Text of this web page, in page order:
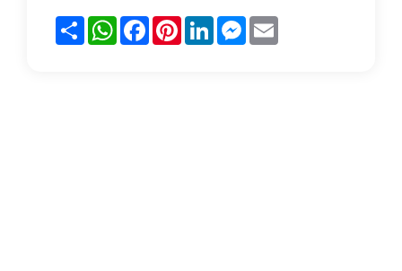
PartagerWhatsApp
FacebookPinterestLinkedInMessenger